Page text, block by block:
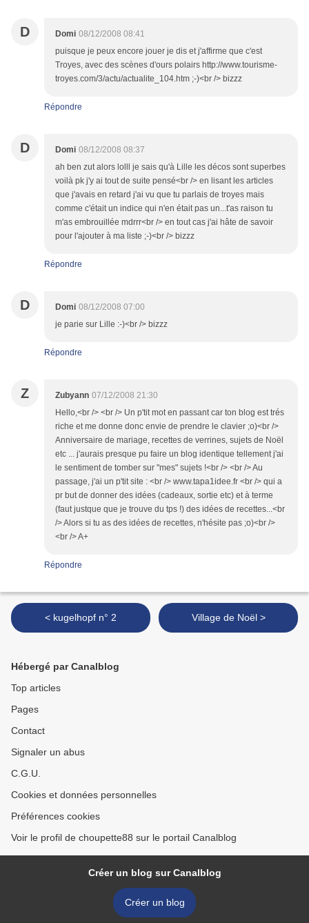
D Domi 08/12/2008 08:41
puisque je peux encore jouer je dis et j'affirme que c'est
Troyes, avec des scènes d'ours polairs http://www.tourisme-
troyes.com/3/actu/actualite_104.htm ;-)<br /> bizzz
Répondre
D Domi 08/12/2008 08:37
ah ben zut alors lolll je sais qu'à Lille les décos sont superbes
voilà pk j'y ai tout de suite pensé<br /> en lisant les articles
que j'avais en retard j'ai vu que tu parlais de troyes mais
comme c'était un indice qui n'en était pas un...t'as raison tu
m'as embrouillée mdrrr<br /> en tout cas j'ai hâte de savoir
pour l'ajouter à ma liste ;-)<br /> bizzz
Répondre
D Domi 08/12/2008 07:00
je parie sur Lille :-)<br /> bizzz
Répondre
Z Zubyann 07/12/2008 21:30
Hello,<br /> <br /> Un p'tit mot en passant car ton blog est trés
riche et me donne donc envie de prendre le clavier ;o)<br />
Anniversaire de mariage, recettes de verrines, sujets de Noël
etc ... j'aurais presque pu faire un blog identique tellement j'ai
le sentiment de tomber sur "mes" sujets !<br /> <br /> Au
passage, j'ai un p'tit site : <br /> www.tapa1idee.fr <br /> qui a
pr but de donner des idées (cadeaux, sortie etc) et à terme
(faut justque que je trouve du tps !) des idées de recettes...<br
/> Alors si tu as des idées de recettes, n'hésite pas ;o)<br />
<br /> A+
Répondre
< kugelhopf n° 2 Village de Noël >
Hébergé par Canalblog
Top articles
Pages
Contact
Signaler un abus
C.G.U.
Cookies et données personnelles
Préférences cookies
Voir le profil de choupette88 sur le portail Canalblog
Créer un blog sur Canalblog
Créer un blog